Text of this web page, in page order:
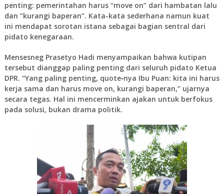
penting: pemerintahan harus “move on” dari hambatan lalu
dan “kurangi baperan”. Kata-kata sederhana namun kuat
ini mendapat sorotan istana sebagai bagian sentral dari
pidato kenegaraan.
Mensesneg Prasetyo Hadi menyampaikan bahwa kutipan
tersebut dianggap paling penting dari seluruh pidato Ketua
DPR. “Yang paling penting, quote‑nya Ibu Puan: kita ini harus
kerja sama dan harus move on, kurangi baperan,” ujarnya
secara tegas. Hal ini mencerminkan ajakan untuk berfokus
pada solusi, bukan drama politik.